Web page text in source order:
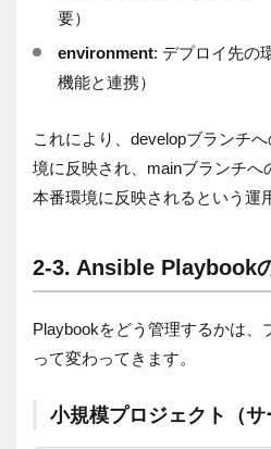
要）
environment: デプロイ先の
機能と連携）
これにより、developブランチ
境に反映され、mainブランチへ
本番環境に反映されるという運
2-3. Ansible Playbook
Playbookをどう管理するかは、
って変わってきます。
小規模プロジェクト（サ